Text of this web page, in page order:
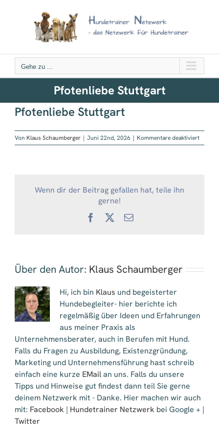
Gehe zu ...
Pfotenliebe Stuttgart
Pfotenliebe Stuttgart
Von Klaus Schaumberger | Juni 22nd, 2026 | Kommentare deaktiviertfür
Wenn dir der Beitrag gefallen hat, teile ihn
gerne!
Facebook
X
E-
Über den Autor: Klaus Schaumberger
Hi, ich bin Klaus und begeisterter
Hundebegleiter- hier berichte ich
regelmäßig über Ideen und Erfahrungen
aus meiner Praxis als
Unternehmensberater, auch in Berufen mit Hund.
Falls du Fragen zu Ausbildung, Existenzgründung,
Marketing und Unternehmensführung hast schreib
einfach eine kurze EMailan uns. Falls du unsere
Tipps und Hinweise gut findest dann teil Sie gerne
deinem Netzwerk mit - Danke. Hier machen wir auch
mit: Facebook | Hundetrainer Netzwerk bei Google + |
Twitter